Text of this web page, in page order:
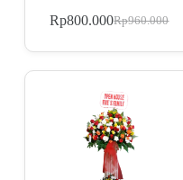
Rp960.000
Rp800.000